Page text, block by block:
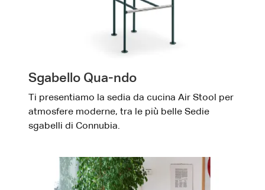
Sgabello Qua-ndo
Ti presentiamo la sedia da cucina Air Stool per
atmosfere moderne, tra le più belle Sedie
sgabelli di Connubia.